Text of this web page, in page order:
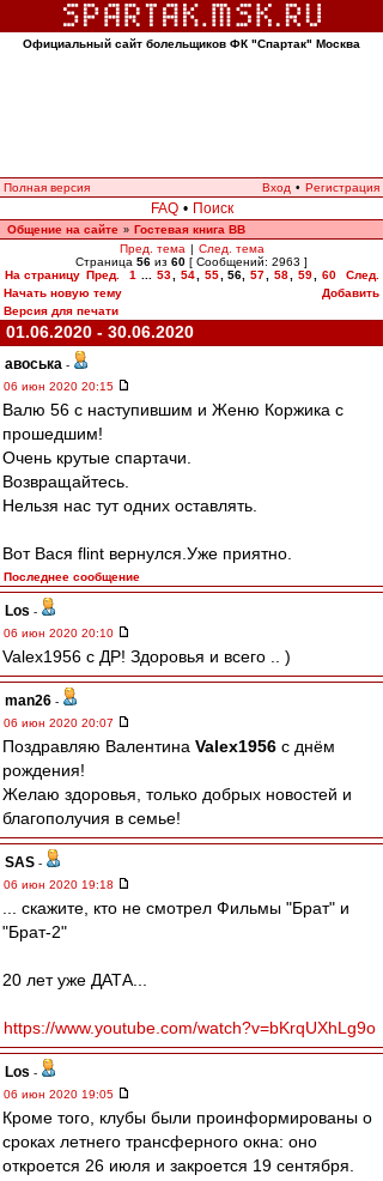
Официальный сайт болельщиков ФК "Спартак" Москва
Полная версия Вход • Регистрация
FAQ • Поиск
Общение на сайте » Гостевая книга ВВ
Пред. тема | След. тема
Страница 56 из 60 [ Сообщений: 2963 ]
На страницу Пред. 1 53 54 55 56, 57 58 59 60
След.
Начать новую тему
Добавить
Версия для печати
01.06.2020 - 30.06.2020
авоська -
06 июн 2020 20:15
Валю 56 с наступившим и Женю Коржика с
прошедшим!
Очень крутые спартачи.
Возвращайтесь.
Нельзя нас тут одних оставлять.
Вот Вася flint вернулся.Уже приятно.
Последнее сообщение
Los -
06 июн 2020 20:10
Valex1956 с ДР! Здоровья и всего .. )
man26 -
06 июн 2020 20:07
Поздравляю Валентина Valex1956 с днём
рождения!
Желаю здоровья, только добрых новостей и
благополучия в семье!
SAS -
06 июн 2020 19:18
... скажите, кто не смотрел Фильмы "Брат" и
"Брат-2"
20 лет уже ДАТА...
https://www.youtube.com/watch?v=bKrqUXhLg9o
Los -
06 июн 2020 19:05
Кроме того, клубы были проинформированы о
сроках летнего трансферного окна: оно
откроется 26 июля и закроется 19 сентября.